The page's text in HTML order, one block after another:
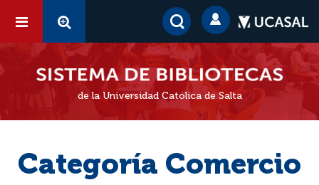
de la Universidad Católica de Salta
Categoría Comercio